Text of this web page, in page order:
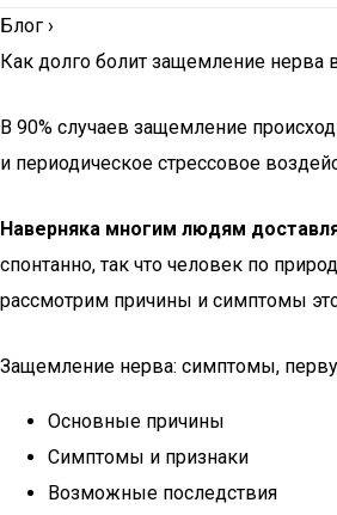
Блог ›
Как долго болит защемление нерва
В 90% случаев защемление
и периодическое стрессовое
Наверняка многим людям
спонтанно, так что человек по
рассмотрим причины и симптомы
Защемление нерва: симптомы,
Основные причины
Симптомы и признаки
Возможные последствия